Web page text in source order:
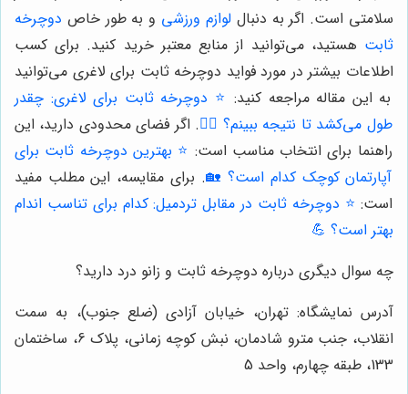
سلامتی است. اگر به دنباللوازم ورزشی و به طور خاص دوچرخه
ثابت هستید، می‌توانید از منابع معتبر خرید کنید. برای کسب
اطلاعات بیشتر در مورد فواید دوچرخه ثابت برای لاغری می‌توانید
به این مقاله مراجعه کنید: ⭐️ دوچرخه ثابت برای لاغری: چقدر
طول می‌کشد تا نتیجه ببینم؟ 🚴‍♀️. اگر فضای محدودی دارید، این
راهنما برای انتخاب مناسب است: ⭐️ بهترین دوچرخه ثابت برای
آپارتمان کوچک کدام است؟ 🏡. برای مقایسه، این مطلب مفید
است: ⭐️ دوچرخه ثابت در مقابل تردمیل: کدام برای تناسب اندام
بهتر است؟ 💪
چه سوال دیگری درباره دوچرخه ثابت و زانو درد دارید؟
آدرس نمایشگاه: تهران، خیابان آزادی (ضلع جنوب)، به سمت
انقلاب، جنب مترو شادمان، نبش کوچه زمانی، پلاک 6، ساختمان
133، طبقه چهارم، واحد 5